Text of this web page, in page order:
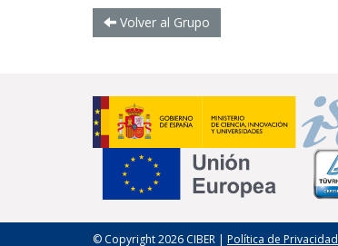
Volver al Grupo
© Copyright 2026 CIBER | Política de Privacidad